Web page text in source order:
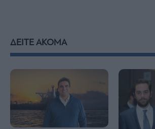
ΔΕΙΤΕ ΑΚΟΜΑ